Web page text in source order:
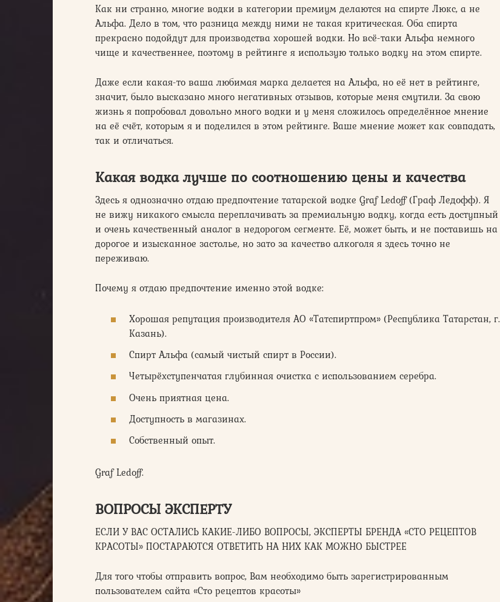
Как ни странно, многие водки в категории премиум делаются на спирте Люкс, а не
Альфа. Дело в том, что разница между ними не такая критическая. Оба спирта
прекрасно подойдут для производства хорошей водки. Но всё-таки Альфа немного
чище и качественнее, поэтому в рейтинге я использую только водку на этом спирте.
Даже если какая-то ваша любимая марка делается на Альфа, но её нет в рейтинге,
значит, было высказано много негативных отзывов, которые меня смутили. За свою
жизнь я попробовал довольно много водки и у меня сложилось определённое мнение
на её счёт, которым я и поделился в этом рейтинге. Ваше мнение может как совпадать,
так и отличаться.
Какая водка лучше по соотношению цены и качества
Здесь я однозначно отдаю предпочтение татарской водке Graf Ledoff (Граф Ледофф). Я
не вижу никакого смысла переплачивать за премиальную водку, когда есть доступный
и очень качественный аналог в недорогом сегменте. Её, может быть, и не поставишь на
дорогое и изысканное застолье, но зато за качество алкоголя я здесь точно не
переживаю.
Почему я отдаю предпочтение именно этой водке:
Хорошая репутация производителя АО «Татспиртпром» (Республика Татарстан, г.
Казань).
Спирт Альфа (самый чистый спирт в России).
Четырёхступенчатая глубинная очистка с использованием серебра.
Очень приятная цена.
Доступность в магазинах.
Собственный опыт.
Graf Ledoff.
ВОПРОСЫ ЭКСПЕРТУ
ЕСЛИ У ВАС ОСТАЛИСЬ КАКИЕ-ЛИБО ВОПРОСЫ, ЭКСПЕРТЫ БРЕНДА «СТО РЕЦЕПТОВ
КРАСОТЫ» ПОСТАРАЮТСЯ ОТВЕТИТЬ НА НИХ КАК МОЖНО БЫСТРЕЕ
Для того чтобы отправить вопрос, Вам необходимо быть зарегистрированным
пользователем сайта «Сто рецептов красоты»